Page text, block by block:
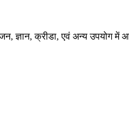
ज्ञान, क्रीडा, एवं अन्य उपयोग में